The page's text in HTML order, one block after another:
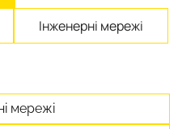
Інженерні мережі
мережі